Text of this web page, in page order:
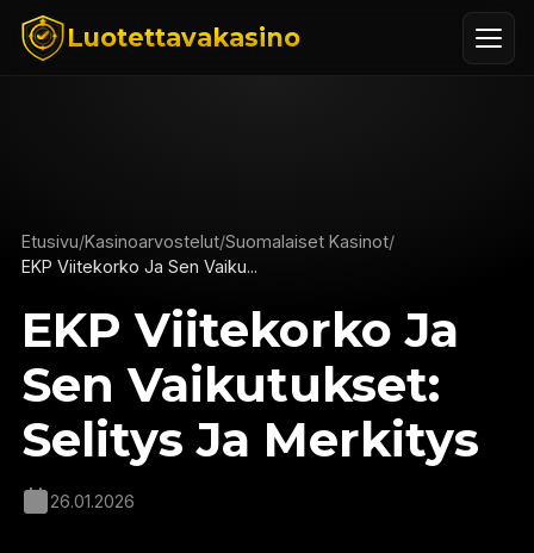
Luotettavakasino
Etusivu/Kasinoarvostelut/Suomalaiset Kasinot/
EKP Viitekorko Ja Sen Vaiku...
EKP Viitekorko Ja
Sen Vaikutukset:
Selitys Ja Merkitys
26.01.2026